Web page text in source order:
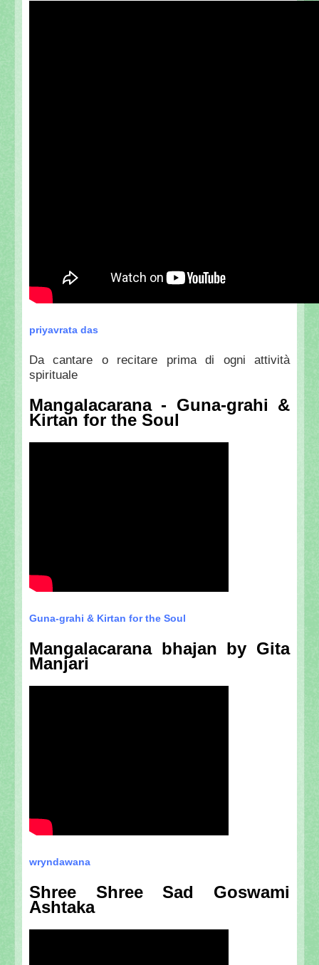
priyavrata das
Da cantare o recitare prima di ogni attività
spirituale
Mangalacarana - Guna-grahi &
Kirtan for the Soul
Guna-grahi & Kirtan for the Soul
Mangalacarana bhajan by Gita
Manjari
wryndawana
Shree Shree Sad Goswami
Ashtaka